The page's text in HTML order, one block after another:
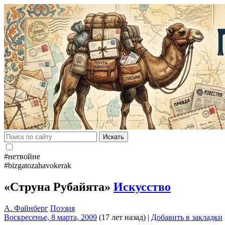
Искать
#нетвойне
#bizgatozahavokerak
«Струна Рубайята» Искусство
А. Файнберг Поэзия
Воскресенье, 8 марта, 2009 (17 лет назад) | Добавить в закладки